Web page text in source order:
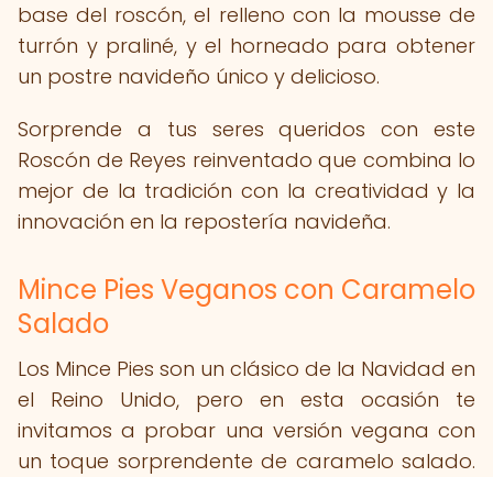
base del roscón, el relleno con la mousse de
turrón y praliné, y el horneado para obtener
un postre navideño único y delicioso.
Sorprende a tus seres queridos con este
Roscón de Reyes reinventado que combina lo
mejor de la tradición con la creatividad y la
innovación en la repostería navideña.
Mince Pies Veganos con Caramelo
Salado
Los Mince Pies son un clásico de la Navidad en
el Reino Unido, pero en esta ocasión te
invitamos a probar una versión vegana con
un toque sorprendente de caramelo salado.